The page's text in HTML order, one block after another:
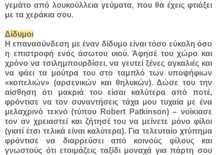
γεμάτο από λουκούλλεια γεύματα, που θα έχεις φτιάξει
με τα χεράκια σου.
Δίδυμοι
Η επανασύνδεση με έναν δίδυμο είναι τόσο εύκολη όσο
η επιστροφή ενός άσωτου υιού. Άφησέ του χώρο και
χρόνο να τσιλημπουρδίσει, να γευτεί ξένες αγκαλιές και
να φάει τα μούτρα του στο ταμπλό των υποψήφιων
«κοπελιών» (αρσενικών και θηλυκών). Δώσε του την
αίσθηση ότι μακριά του είσαι καλύτερα από ποτέ,
φρόντισε να τον συναντήσεις τάχα μου τυχαία με ένα
μελαχρινό τεκνό (τύπου Robert Patkinson) – νοίκιασε
τον αν χρειαστεί και ζήτησέ του να μείνετε μόνο φίλοι
(γιατί έτσι τελικά είναι καλύτερα). Για τελευταίο χτύπημα
φρόντισε να διαρρεύσει από κοινούς φίλους και
γνωστούς ότι ετοιμάζεις ταξίδι μοναχά για πάρτη σου